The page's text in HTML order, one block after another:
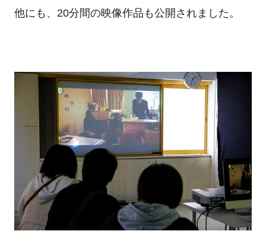
他にも、20分間の映像作品も公開されました。